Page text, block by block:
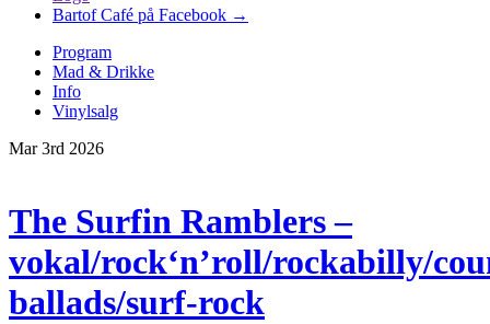
Bartof Café på Facebook →
Program
Mad & Drikke
Info
Vinylsalg
Mar 3rd 2026
The Surfin Ramblers –
vokal/rock‘n’roll/rockabilly/
ballads/surf-rock